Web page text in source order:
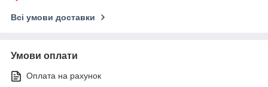
Всі умови доставки
Умови оплати
Оплата на рахунок